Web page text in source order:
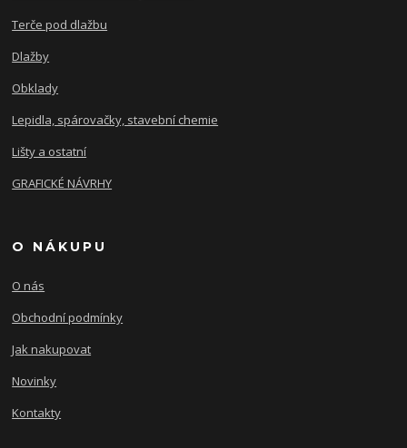
Terče pod dlažbu
Dlažby
Obklady
Lepidla, spárovačky, stavební chemie
Lišty a ostatní
GRAFICKÉ NÁVRHY
O NÁKUPU
O nás
Obchodní podmínky
Jak nakupovat
Novinky
Kontakty